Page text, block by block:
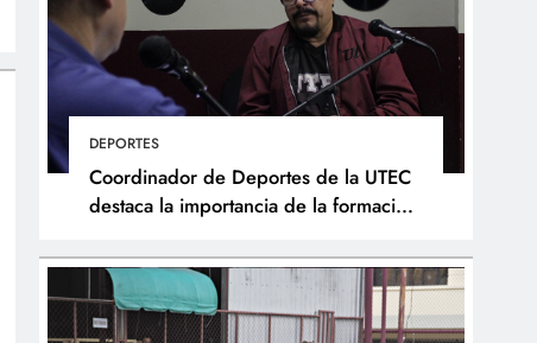
DEPORTES
Coordinador de Deportes de la UTEC
destaca la importancia de la formación